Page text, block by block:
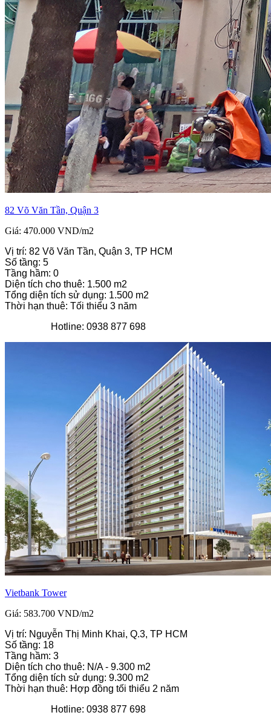
82 Võ Văn Tần, Quận 3
Giá: 470.000 VND/m2
Vị trí: 82 Võ Văn Tần, Quận 3, TP HCM
Số tầng: 5
Tầng hầm: 0
Diện tích cho thuê: 1.500 m2
Tổng diện tích sử dụng: 1.500 m2
Thời hạn thuê: Tối thiểu 3 năm
Hotline: 0938 877 698
Vietbank Tower
Giá: 583.700 VND/m2
Vị trí: Nguyễn Thị Minh Khai, Q.3, TP HCM
Số tầng: 18
Tầng hầm: 3
Diện tích cho thuê: N/A - 9.300 m2
Tổng diện tích sử dụng: 9.300 m2
Thời hạn thuê: Hợp đồng tối thiểu 2 năm
Hotline: 0938 877 698